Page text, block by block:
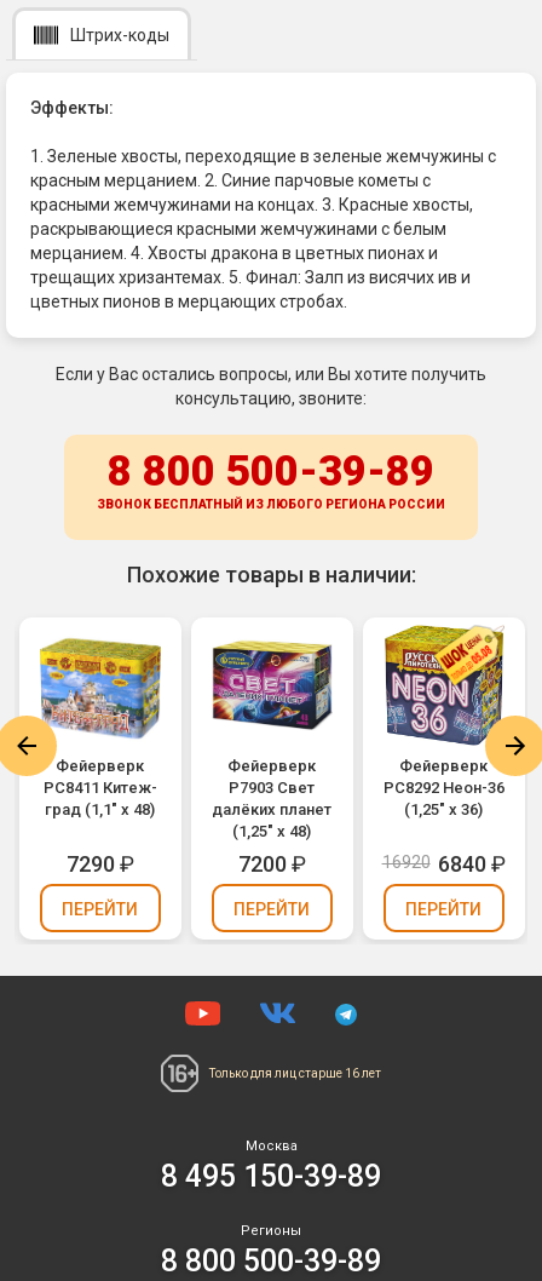
Штрих-коды
Эффекты:
1. Зеленые хвосты, переходящие в зеленые жемчужины с
красным мерцанием. 2. Синие парчовые кометы с
красными жемчужинами на концах. 3. Красные хвосты,
раскрывающиеся красными жемчужинами с белым
мерцанием. 4. Хвосты дракона в цветных пионах и
трещащих хризантемах. 5. Финал: Залп из висячих ив и
цветных пионов в мерцающих стробах.
Если у Вас остались вопросы, или Вы хотите получить
консультацию, звоните:
8 800 500-39-89
ЗВОНОК БЕСПЛАТНЫЙ ИЗ ЛЮБОГО РЕГИОНА РОССИИ
Похожие товары в наличии:
Фейерверк
РС8411 Китеж-
град (1,1" х 48)
7290₽
ПЕРЕЙТИ
Фейерверк
Р7903 Свет
далёких планет
(1,25" х 48)
7200₽
ПЕРЕЙТИ
Фейерверк
РС8292 Неон-36
(1,25" х 36)
16920 6840₽
ПЕРЕЙТИ
Только для лиц старше 16 лет
Москва
8 495 150-39-89
Регионы
8 800 500-39-89